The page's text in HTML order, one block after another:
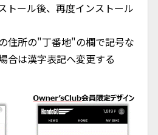
トール後、再度インストール
住所の"丁番地"の欄で記号な
合は漢字表記へ変更する